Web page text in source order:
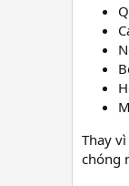
Thay
chóng